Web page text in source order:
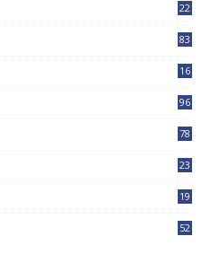
22
83
16
96
78
23
19
52